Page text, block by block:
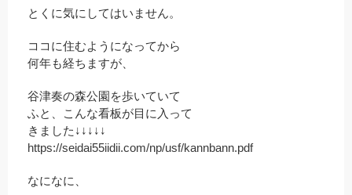
とくに気にしてはいません。
ココに住むようになってから
何年も経ちますが、
谷津奏の森公園を歩いていて
ふと、こんな看板が目に入って
きました↓↓↓↓↓
https://seidai55iidii.com/np/usf/kannbann.pdf
なになに、